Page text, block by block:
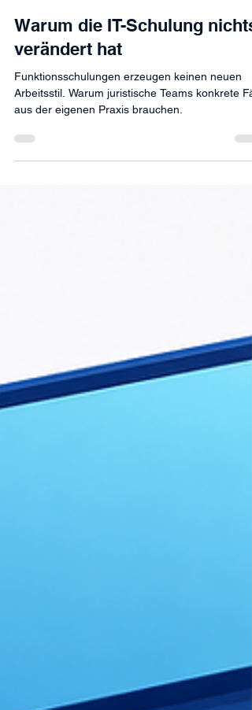
vor 1 Tag
5 Min. Lesezeit
Warum die IT-Schulung nichts
verändert hat
Funktionsschulungen erzeugen keinen neuen